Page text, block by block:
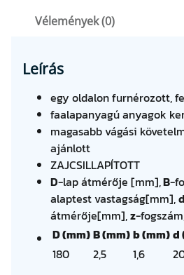
1
2
0
Z
3
6
(
8
1
-
1
Vélemények (0)
Leírás
egy oldalon furnérozott,
faalapanyagú anyagok
magasabb vágási
ajánlott
ZAJCSILLAPÍTOTT
D-lap átmérője [mm],B-
alaptest vastagság[mm],d
átmérője[mm],z-
D (mm)B (mm)b (mm)d
180
2,5 1,6